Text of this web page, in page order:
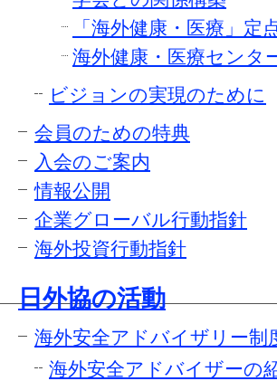
「海外健康・医療」
海外健康・医療センタ
ビジョンの実現のために
会員のための特典
入会のご案内
情報公開
企業グローバル行動指針
海外投資行動指針
日外協の活動
海外安全アドバイザリー制
海外安全アドバイザーの